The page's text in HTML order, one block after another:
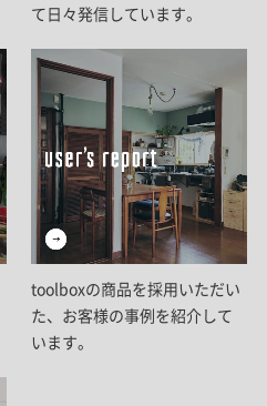
て日々発信しています。
toolboxの商品を採用いただい
た、お客様の事例を紹介して
います。